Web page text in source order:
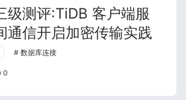
级测评:TiDB 客户端服
通信开启加密传输实践
数据库连接
0